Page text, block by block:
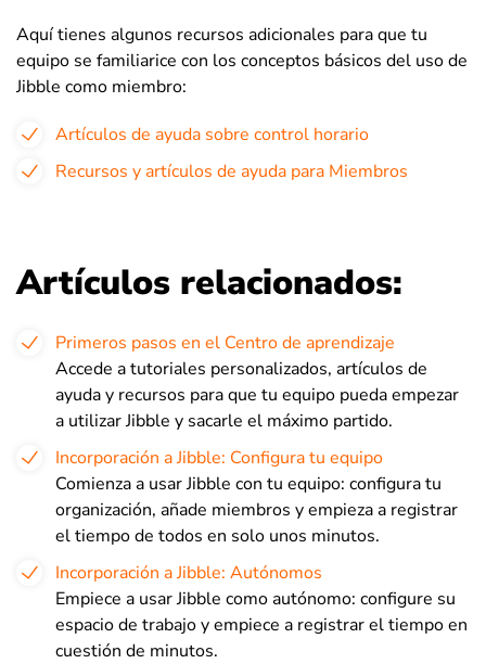
Aquí tienes algunos recursos adicionales para que tu
equipo se familiarice con los conceptos básicos del uso de
Jibble como miembro:
Artículos de ayuda sobre control horario
Recursos y artículos de ayuda para Miembros
Artículos relacionados:
Primeros pasos en el Centro de aprendizaje
Accede a tutoriales personalizados, artículos de
ayuda y recursos para que tu equipo pueda empezar
a utilizar Jibble y sacarle el máximo partido.
Incorporación a Jibble: Configura tu equipo
Comienza a usar Jibble con tu equipo: configura tu
organización, añade miembros y empieza a registrar
el tiempo de todos en solo unos minutos.
Incorporación a Jibble: Autónomos
Empiece a usar Jibble como autónomo: configure su
espacio de trabajo y empiece a registrar el tiempo en
cuestión de minutos.